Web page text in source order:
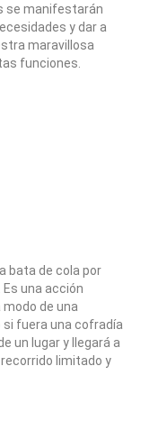
se manifestarán
y dar a
maravillosa
funciones.
bata de cola por
una acción
de una
fuera una cofradía
un lugar y llegará a
limitado y